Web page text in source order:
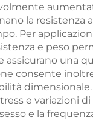
la resistenza
Per
e peso
una
consente
e variazioni
e la